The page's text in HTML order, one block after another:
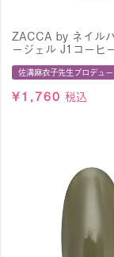
ZACCA by ネイル
ージェル J1コーヒ
佐溝麻衣子先生プロデュ
¥1,760 税込